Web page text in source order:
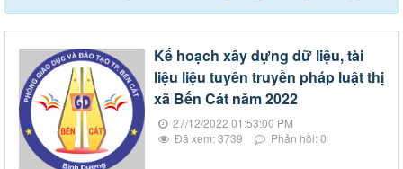
Kế hoạch xây dựng dữ liệu, tài
liệu liệu tuyên truyền pháp luật thị
xã Bến Cát năm 2022
27/12/2022 01:53:00 PM
Đã xem: 3739
Phản hồi: 0